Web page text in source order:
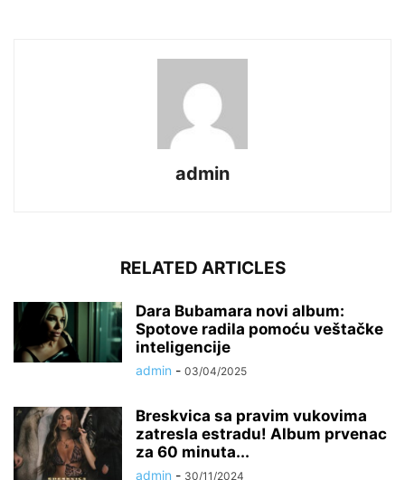
admin
RELATED ARTICLES
Dara Bubamara novi album:
Spotove radila pomoću veštačke
inteligencije
admin - 03/04/2025
Breskvica sa pravim vukovima
zatresla estradu! Album prvenac
za 60 minuta...
admin - 30/11/2024